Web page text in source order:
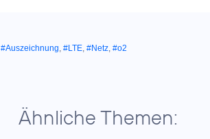
#Auszeichnung, #LTE, #Netz, #o2
Ähnliche Themen: